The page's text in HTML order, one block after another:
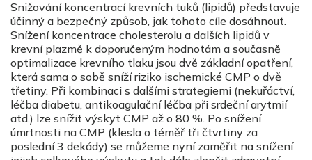
Snižování koncentrací krevních tuků (lipidů) představuje
účinný a bezpečný způsob, jak tohoto cíle dosáhnout.
Snížení koncentrace cholesterolu a dalších lipidů v
krevní plazmě k doporučeným hodnotám a současně
optimalizace krevního tlaku jsou dvě základní opatření,
která sama o sobě sníží riziko ischemické CMP o dvě
třetiny. Při kombinaci s dalšími strategiemi (nekuřáctví,
léčba diabetu, antikoagulační léčba při srdeční arytmií
atd.) lze snížit výskyt CMP až o 80 %. Po snížení
úmrtnosti na CMP (klesla o téměř tři čtvrtiny za
poslední 3 dekády) se můžeme nyní zaměřit na snížení